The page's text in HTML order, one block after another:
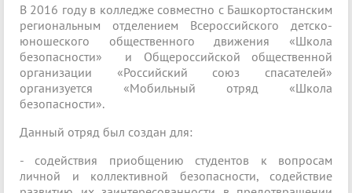
В 2016 году в колледже совместно с Башкортостанским
региональным отделением Всероссийского детско-
юношеского общественного движения «Школа
безопасности» и Общероссийской общественной
организации «Российский союз спасателей»
организуется «Мобильный отряд «Школа
безопасности».
Данный отряд был создан для:
- содействия приобщению студентов к вопросам
личной и коллективной безопасности, содействие